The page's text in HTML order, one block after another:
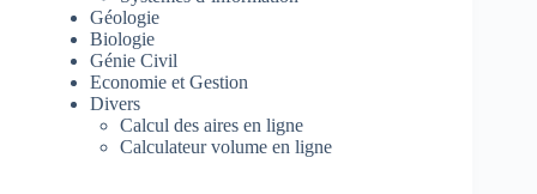
Géologie
Biologie
Génie Civil
Economie et Gestion
Divers
Calcul des aires en ligne
Calculateur volume en ligne